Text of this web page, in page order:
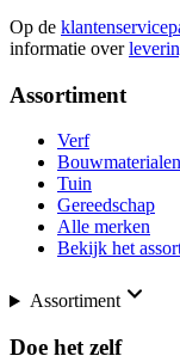
Op de
informatie over
Assortiment
Verf
Bouwmaterialen
Tuin
Gereedschap
Alle merken
Bekijk het
Assortiment
Doe het zelf